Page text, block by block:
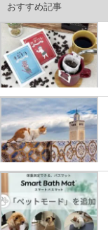
おすすめ記事